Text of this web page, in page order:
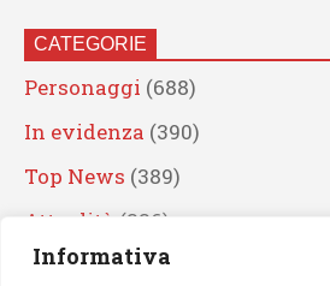
Informativa
CATEGORIE
Personaggi (688)
In evidenza (390)
Top News (389)
Attualità (336)
Eventi(330)